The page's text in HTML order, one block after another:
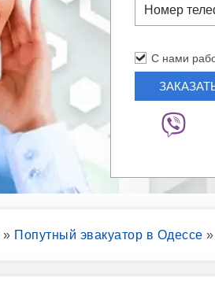
С нами
» Попутный эвакуатор в Одессе »